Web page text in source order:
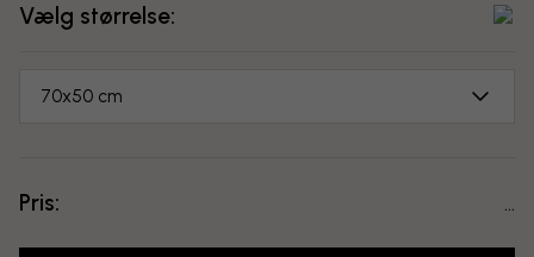
Vælg størrelse:
70x50 cm
Pris: